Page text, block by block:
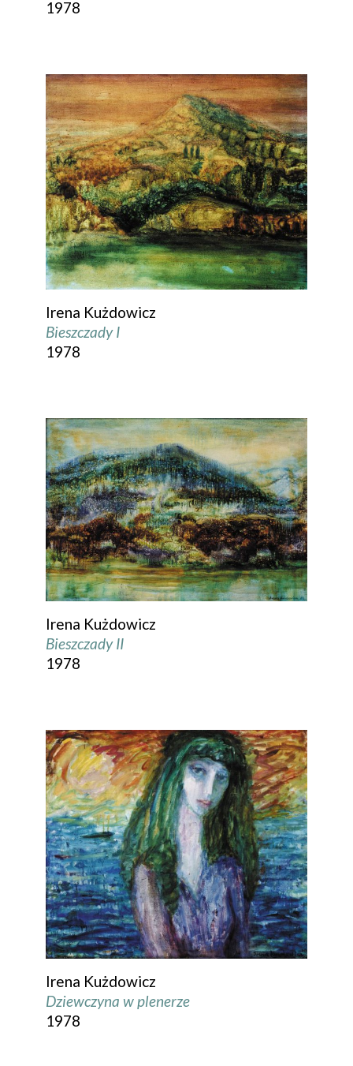
1978
Irena Kużdowicz
Bieszczady I
1978
Irena Kużdowicz
Bieszczady II
1978
Irena Kużdowicz
Dziewczyna w plenerze
1978